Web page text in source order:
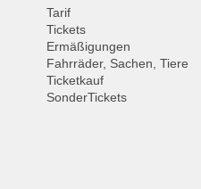
Tarif
Tickets
Ermäßigungen
Fahrräder, Sachen, Tiere
Ticketkauf
SonderTickets